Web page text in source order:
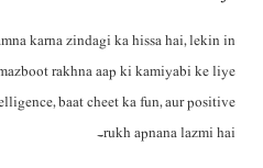
karna zindagi ka hissa hai, lekin in
rakhna aap ki kamiyabi ke liye
baat cheet ka fun, aur positive
rukh apnana lazmi hai۔